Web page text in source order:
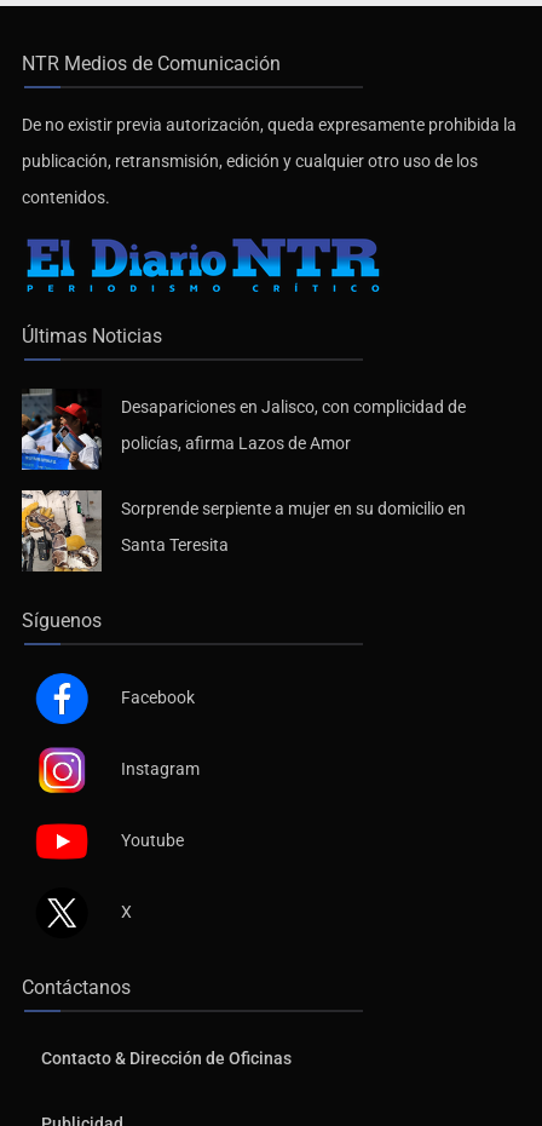
NTR Medios de Comunicación
De no existir previa autorización, queda expresamente prohibida la
publicación, retransmisión, edición y cualquier otro uso de los
contenidos.
Últimas Noticias
Desapariciones en Jalisco, con complicidad de
policías, afirma Lazos de Amor
Sorprende serpiente a mujer en su domicilio en
Santa Teresita
Síguenos
Facebook
Instagram
Youtube
X
Contáctanos
Contacto & Dirección de Oficinas